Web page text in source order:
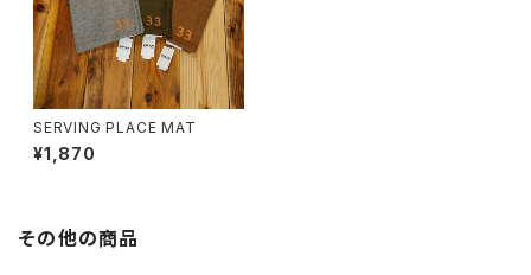
SERVING PLACE MAT
¥1,870
その他の商品